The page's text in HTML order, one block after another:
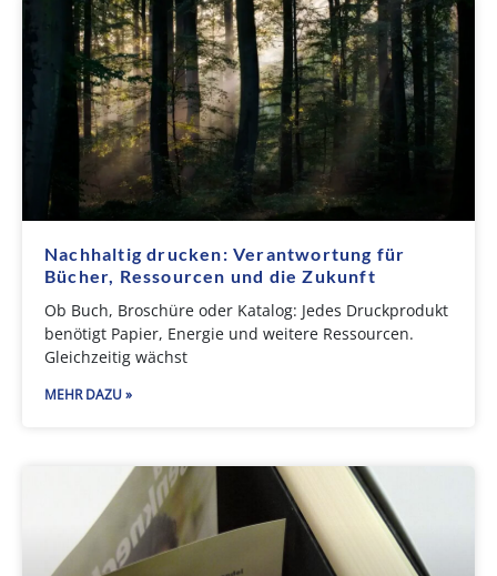
Nachhaltig drucken: Verantwortung für
Bücher, Ressourcen und die Zukunft
Ob Buch, Broschüre oder Katalog: Jedes Druckprodukt
benötigt Papier, Energie und weitere Ressourcen.
Gleichzeitig wächst
MEHR DAZU »